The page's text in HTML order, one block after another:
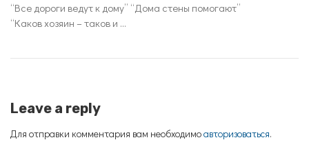
“Все дороги ведут к дому” “Дома стены помогают”
“Каков хозяин – таков и ...
Leave a reply
Для отправки комментария вам необходимоавторизоваться.